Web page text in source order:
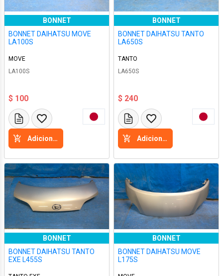
BONNET
BONNET DAIHATSU MOVE
LA100S
MOVE
LA100S
$ 100
Adicione a cesta
BONNET
BONNET DAIHATSU TANTO
LA650S
TANTO
LA650S
$ 240
Adicione a cesta
BONNET
BONNET DAIHATSU TANTO
EXE L455S
BONNET
BONNET DAIHATSU MOVE
L175S